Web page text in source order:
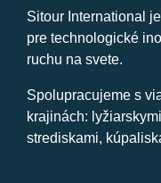
Sitour International
pre technologické
ruchu na svete.
Spolupracujeme s
krajinách:
strediskami,